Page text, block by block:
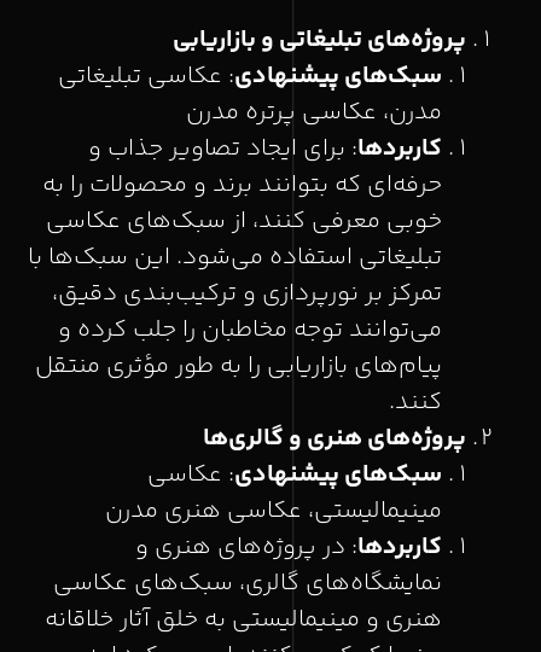
پروژه‌های تبلیغاتی و بازاریابی
سبک‌های پیشنهادی: عکاسی تبلیغاتی
مدرن، عکاسی پرتره مدرن
کاربردها: برای ایجاد تصاویر جذاب و
حرفه‌ای که بتوانند برند و محصولات را به
خوبی معرفی کنند، از سبک‌های عکاسی
تبلیغاتی استفاده می‌شود. این سبک‌ها با
تمرکز بر نورپردازی و ترکیب‌بندی دقیق،
می‌توانند توجه مخاطبان را جلب کرده و
پیام‌های بازاریابی را به طور مؤثری منتقل
کنند.
پروژه‌های هنری و گالری‌ها
سبک‌های پیشنهادی: عکاسی
مینیمالیستی، عکاسی هنری مدرن
کاربردها: در پروژه‌های هنری و
نمایشگاه‌های گالری، سبک‌های عکاسی
هنری و مینیمالیستی به خلق آثار خلاقانه